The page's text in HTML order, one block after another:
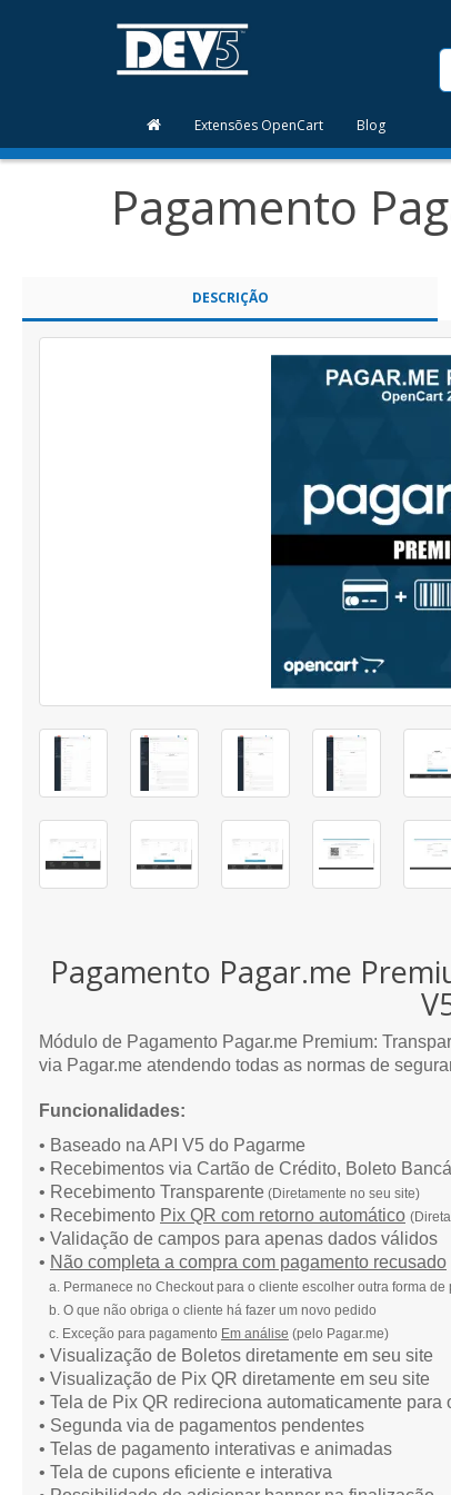
Extensões OpenCart Blog
Pagamento
DESCRIÇÃO
Pagamento Pagar.me
Módulo de Pagamento Pagar.me Premium:
via Pagar.me atendendo todas as normas de
Funcionalidades:
• Baseado na API V5 do Pagarme
• Recebimentos via Cartão de Crédito, Boleto
• Recebimento Transparente (Diretamente no seu site)
• Recebimento Pix QR com retorno automático (
• Validação de campos para apenas dados válidos
• Não completa a compra com pagamento recusado
a. Permanece no Checkout para o cliente escolher outra forma de
b. O que não obriga o cliente há fazer um novo pedido
c. Exceção para pagamento Em análise (pelo Pagar.me)
• Visualização de Boletos diretamente em seu site
• Visualização de Pix QR diretamente em seu site
• Tela de Pix QR redireciona automaticamente
• Segunda via de pagamentos pendentes
• Telas de pagamento interativas e animadas
• Tela de cupons eficiente e interativa